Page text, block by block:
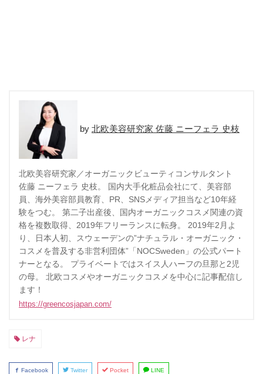
北欧美容研究家 佐藤 ニーフェラ 史枝
北欧美容研究家／オーガニックビューティコンサルタント
佐藤 ニーフェラ 史枝。 国内大手化粧品会社にて、美容部
員、海外美容部員教育、PR、SNSメディア担当など10年経
験をつむ。 第二子出産後、国内オーガニックコスメ関連の資
格を複数取得、2019年フリーランスに転身。 2019年2月よ
り、日本人初、スウェーデンの”ナチュラル・オーガニック・
コスメを普及する非営利団体”「NOCSweden」の公式パート
ナーとなる。 プライベートではスイス人ハーフの旦那と2児
の母。 北欧コスメやオーガニックコスメを中心に記事配信し
ます！
https://greencosjapan.com/
レナ
Facebook Twitter Pocket LINE